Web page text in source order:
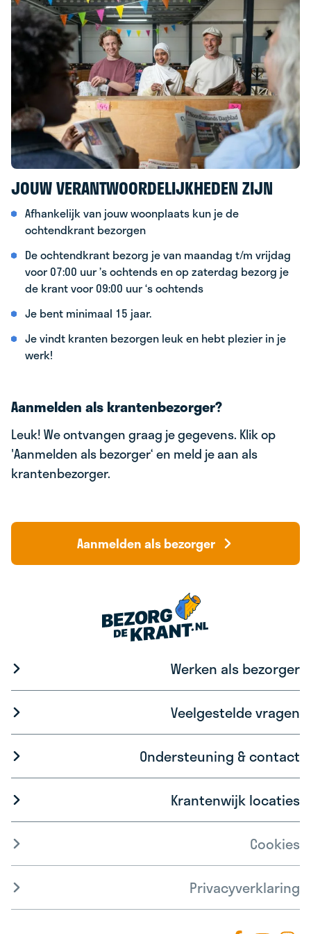
JOUW VERANTWOORDELIJKHEDEN ZIJN
Afhankelijk van jouw woonplaats kun je de
ochtendkrant bezorgen
De ochtendkrant bezorg je van maandag t/m vrijdag
voor 07:00 uur ’s ochtends en op zaterdag bezorg je
de krant voor 09:00 uur ‘s ochtends
Je bent minimaal 15 jaar.
Je vindt kranten bezorgen leuk en hebt plezier in je
werk!
Aanmelden als krantenbezorger?
Leuk! We ontvangen graag je gegevens. Klik op
'Aanmelden als bezorger‘ en meld je aan als
krantenbezorger.
Aanmelden als bezorger
Werken als bezorger
Veelgestelde vragen
Ondersteuning & contact
Krantenwijk locaties
Cookies
Privacyverklaring